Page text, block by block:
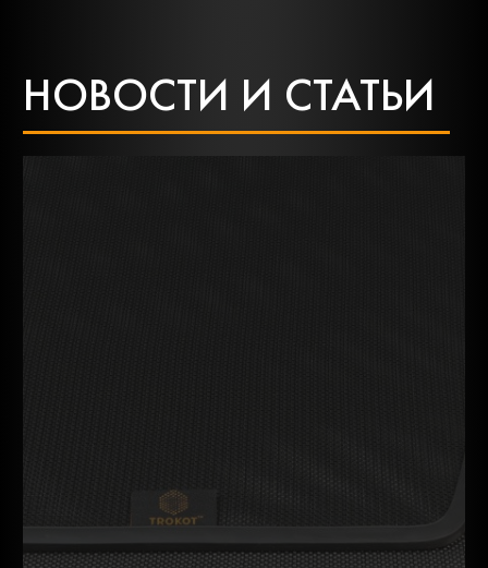
НОВОСТИ И СТАТЬИ